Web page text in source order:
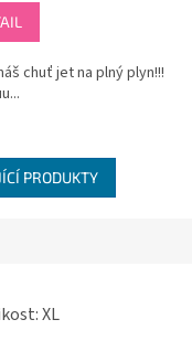
chuť jet na plný plyn!!!
PRODUKTY
XL